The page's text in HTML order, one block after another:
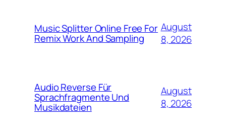
Music Splitter Online Free For
Remix Work And Sampling
August
8, 2026
Audio Reverse Für
Sprachfragmente Und
Musikdateien
August
8, 2026